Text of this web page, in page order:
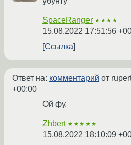
SpaceRanger ★★★★
15.08.2022 17:51:56
Ссылка
Ответ на: комментарий от
+00:00
Ой фу.
Zhbert ★★★★★
15.08.2022 18:10:09